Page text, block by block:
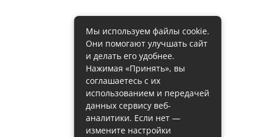
Мы используем файлы cookie.
Они помогают улучшать сайт
и делать его удобнее.
Нажимая «Принять», вы
соглашаетесь с их
использованием и передачей
данных сервису веб-
аналитики. Если нет —
измените настройки